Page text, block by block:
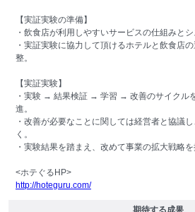
【実証実験の準備】
・飲食店が利用しやすいサービスの仕組みと
・実証実験に協力して頂けるホテルと飲食店
整。
【実証実験】
・実験 → 結果検証 → 学習 → 改善のサイクル
進。
・改善が必要なことに関しては経営者と協議
く。
・実験結果を踏まえ、改めて事業の拡大戦略を
<ホテぐるHP>
http://hoteguru.com/
期待する成果